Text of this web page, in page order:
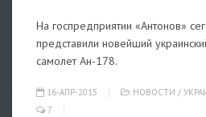
На госпредприятии «Антонов»
представили новейший
самолет Ан-178.
16-АПР-2015 НОВОСТИ /
7